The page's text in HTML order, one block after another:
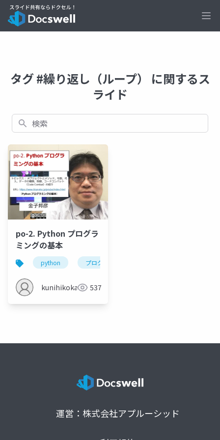
タグ #繰り返し（ループ） に関するス
ライド
検索
po-2. Python プログラ
ミングの基本
python プログラミング
kunihikokaneko537
運営：株式会社アプルーシッド